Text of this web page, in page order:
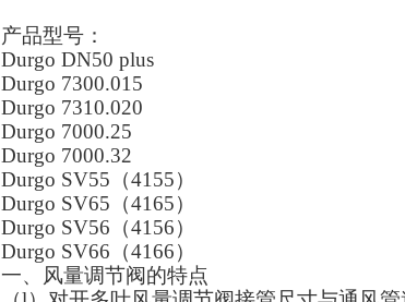
产品型号：
Durgo DN50 plus
Durgo 7300.015
Durgo 7310.020
Durgo 7000.25
Durgo 7000.32
Durgo SV55（4155）
Durgo SV65（4165）
Durgo SV56（4156）
Durgo SV66（4166）
一、风量调节阀的特点